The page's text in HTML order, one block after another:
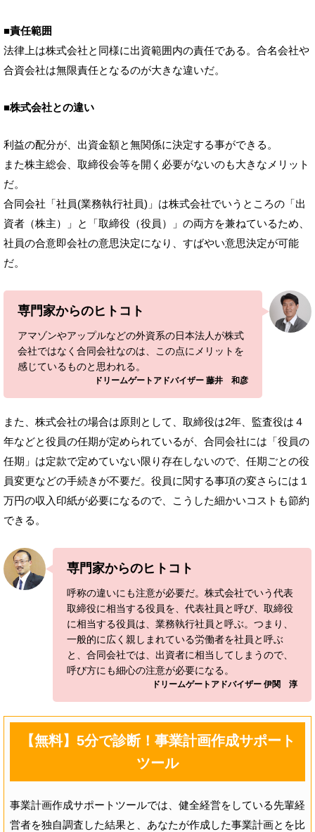
■責任範囲
法律上は株式会社と同様に出資範囲内の責任である。合名会社や
合資会社は無限責任となるのが大きな違いだ。
■株式会社との違い
利益の配分が、出資金額と無関係に決定する事ができる。
また株主総会、取締役会等を開く必要がないのも大きなメリット
だ。
合同会社「社員(業務執行社員)」は株式会社でいうところの「出
資者（株主）」と「取締役（役員）」の両方を兼ねているため、
社員の合意即会社の意思決定になり、すばやい意思決定が可能
だ。
専門家からのヒトコト
アマゾンやアップルなどの外資系の日本法人が株式
会社ではなく合同会社なのは、この点にメリットを
感じているものと思われる。
ドリームゲートアドバイザー 藤井 和彦
また、株式会社の場合は原則として、取締役は2年、監査役は４
年などと役員の任期が定められているが、合同会社には「役員の
任期」は定款で定めていない限り存在しないので、任期ごとの役
員変更などの手続きが不要だ。役員に関する事項の変さらには１
万円の収入印紙が必要になるので、こうした細かいコストも節約
できる。
専門家からのヒトコト
呼称の違いにも注意が必要だ。株式会社でいう代表
取締役に相当する役員を、代表社員と呼び、取締役
に相当する役員は、業務執行社員と呼ぶ。つまり、
一般的に広く親しまれている労働者を社員と呼ぶ
と、合同会社では、出資者に相当してしまうので、
呼び方にも細心の注意が必要になる。
ドリームゲートアドバイザー 伊関 淳
【無料】5分で診断！事業計画作成サポート
ツール
事業計画作成サポートツールでは、健全経営をしている先輩経
営者を独自調査した結果と、あなたが作成した事業計画とを比